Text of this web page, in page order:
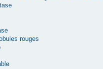
rouges